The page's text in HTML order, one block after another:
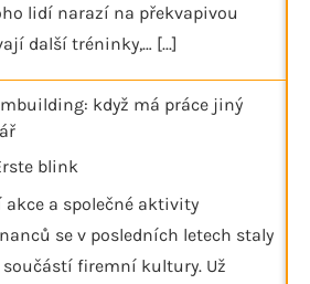
lidí narazí na překvapivou
další tréninky,… [...]
když má práce jiný
blink
akce a společné aktivity
se v posledních letech staly
součástí firemní kultury. Už